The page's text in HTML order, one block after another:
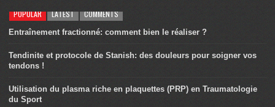
POPULAR LATEST COMMENTS
Entraînement fractionné: comment bien le réaliser ?
Tendinite et protocole de Stanish: des douleurs pour soigner vos
tendons !
Utilisation du plasma riche en plaquettes (PRP) en Traumatologie
du Sport